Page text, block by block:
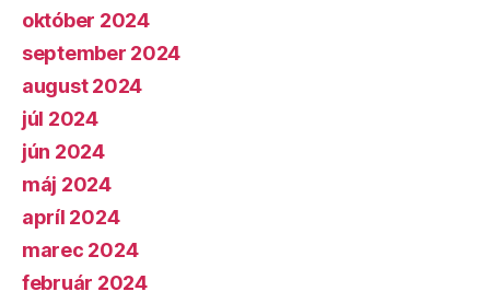
október 2024
september 2024
august 2024
júl 2024
jún 2024
máj 2024
apríl 2024
marec 2024
február 2024